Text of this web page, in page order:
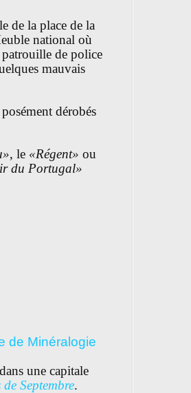
de la place de la
national où
de police
mauvais
dérobés
, le «Régent» ou
du Portugal»
de Minéralogie
dans une capitale
de Septembre.